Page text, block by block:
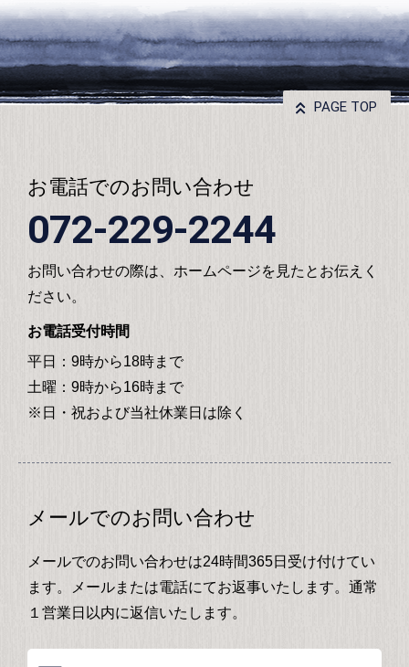
PAGE TOP
お電話でのお問い合わせ
072-229-2244
お問い合わせの際は、ホームページを見たとお伝えく
ださい。
お電話受付時間
平日：9時から18時まで
土曜：9時から16時まで
※日・祝および当社休業日は除く
メールでのお問い合わせ
メールでのお問い合わせは24時間365日受け付けてい
ます。メールまたは電話にてお返事いたします。通常
１営業日以内に返信いたします。